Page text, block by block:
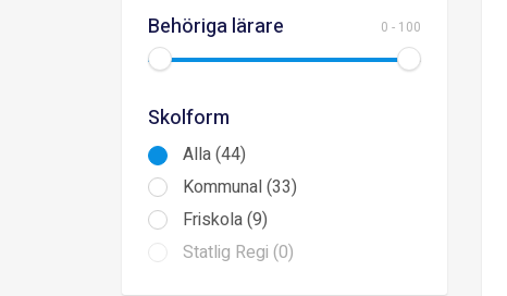
Behöriga lärare 0 - 100
Skolform
Alla (44)
Kommunal (33)
Friskola (9)
Statlig Regi (0)